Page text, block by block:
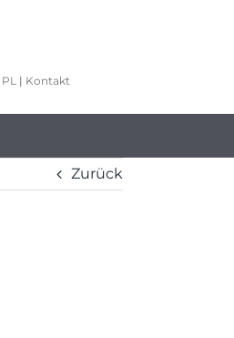
PL | Kontakt
Zurück